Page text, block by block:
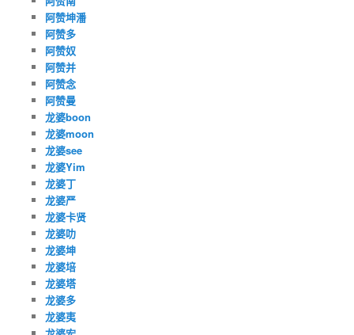
阿赞坤潘
阿赞多
阿赞奴
阿赞并
阿赞念
阿赞曼
龙婆boon
龙婆moon
龙婆see
龙婆Yim
龙婆丁
龙婆严
龙婆卡贤
龙婆叻
龙婆坤
龙婆培
龙婆塔
龙婆多
龙婆夷